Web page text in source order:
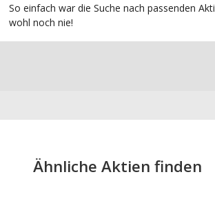
So einfach war die Suche nach passenden
wohl noch nie!
Ähnliche Aktien finden